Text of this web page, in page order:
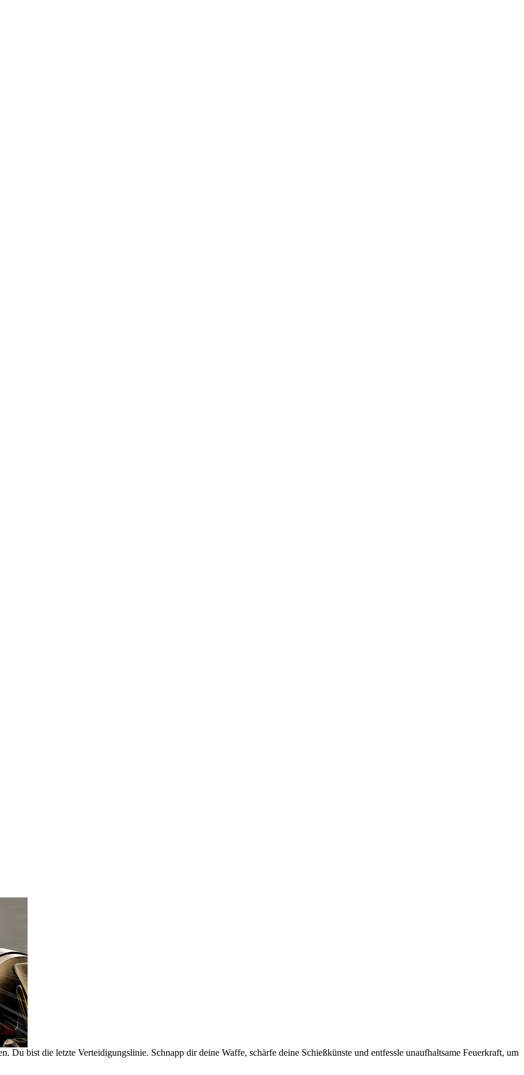
Du bist die letzte Verteidigungslinie. Schnapp dir deine Waffe, schärfe deine Schießkünste und entfessle unaufhaltsame Feuerkraft, um